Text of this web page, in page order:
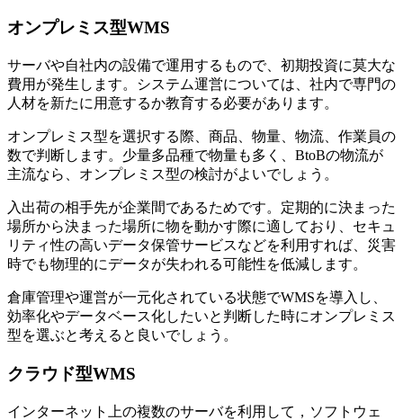
オンプレミス型WMS
サーバや自社内の設備で運用するもので、初期投資に莫大な
費用が発生します。システム運営については、社内で専門の
人材を新たに用意するか教育する必要があります。
オンプレミス型を選択する際、商品、物量、物流、作業員の
数で判断します。少量多品種で物量も多く、BtoBの物流が
主流なら、オンプレミス型の検討がよいでしょう。
入出荷の相手先が企業間であるためです。定期的に決まった
場所から決まった場所に物を動かす際に適しており、セキュ
リティ性の高いデータ保管サービスなどを利用すれば、災害
時でも物理的にデータが失われる可能性を低減します。
倉庫管理や運営が一元化されている状態でWMSを導入し、
効率化やデータベース化したいと判断した時にオンプレミス
型を選ぶと考えると良いでしょう。
クラウド型WMS
インターネット上の複数のサーバを利用して，ソフトウェ